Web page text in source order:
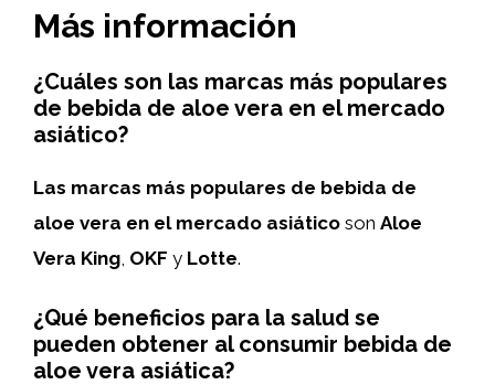
Más información
¿Cuáles son las marcas más populares
de bebida de aloe vera en el mercado
asiático?
Las marcas más populares de bebida de
aloe vera en el mercado asiático son Aloe
Vera King, OKF y Lotte.
¿Qué beneficios para la salud se
pueden obtener al consumir bebida de
aloe vera asiática?